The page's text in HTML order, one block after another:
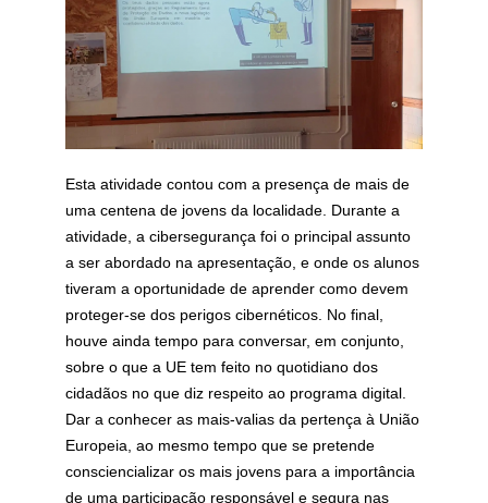
Esta atividade contou com a presença de mais de
uma centena de jovens da localidade. Durante a
atividade, a cibersegurança foi o principal assunto
a ser abordado na apresentação, e onde os alunos
tiveram a oportunidade de aprender como devem
proteger-se dos perigos cibernéticos. No final,
houve ainda tempo para conversar, em conjunto,
sobre o que a UE tem feito no quotidiano dos
cidadãos no que diz respeito ao programa digital.
Dar a conhecer as mais-valias da pertença à União
Europeia, ao mesmo tempo que se pretende
consciencializar os mais jovens para a importância
de uma participação responsável e segura nas